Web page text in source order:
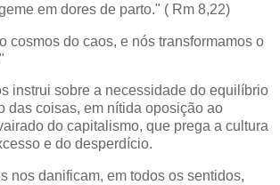
em dores de parto." ( Rm 8,22)
cosmos do caos, e nós transformamos o
instrui sobre a necessidade do equilíbrio
das coisas, em nítida oposição ao
do capitalismo, que prega a cultura
e do desperdício.
nos danificam, em todos os sentidos,